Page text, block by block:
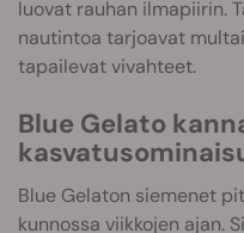
luovat rauhan ilmapiirin.
nautintoa tarjoavat
tapailevat vivahteet.
Blue Gelato
Blue Gelaton siemenet
kunnossa viikkojen ajan.